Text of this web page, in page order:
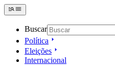
Buscar
Política
Eleições
Internacional